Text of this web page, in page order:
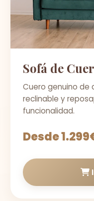
Sofá de
Cuero genuino de
reclinable y
funcionalidad.
Desde